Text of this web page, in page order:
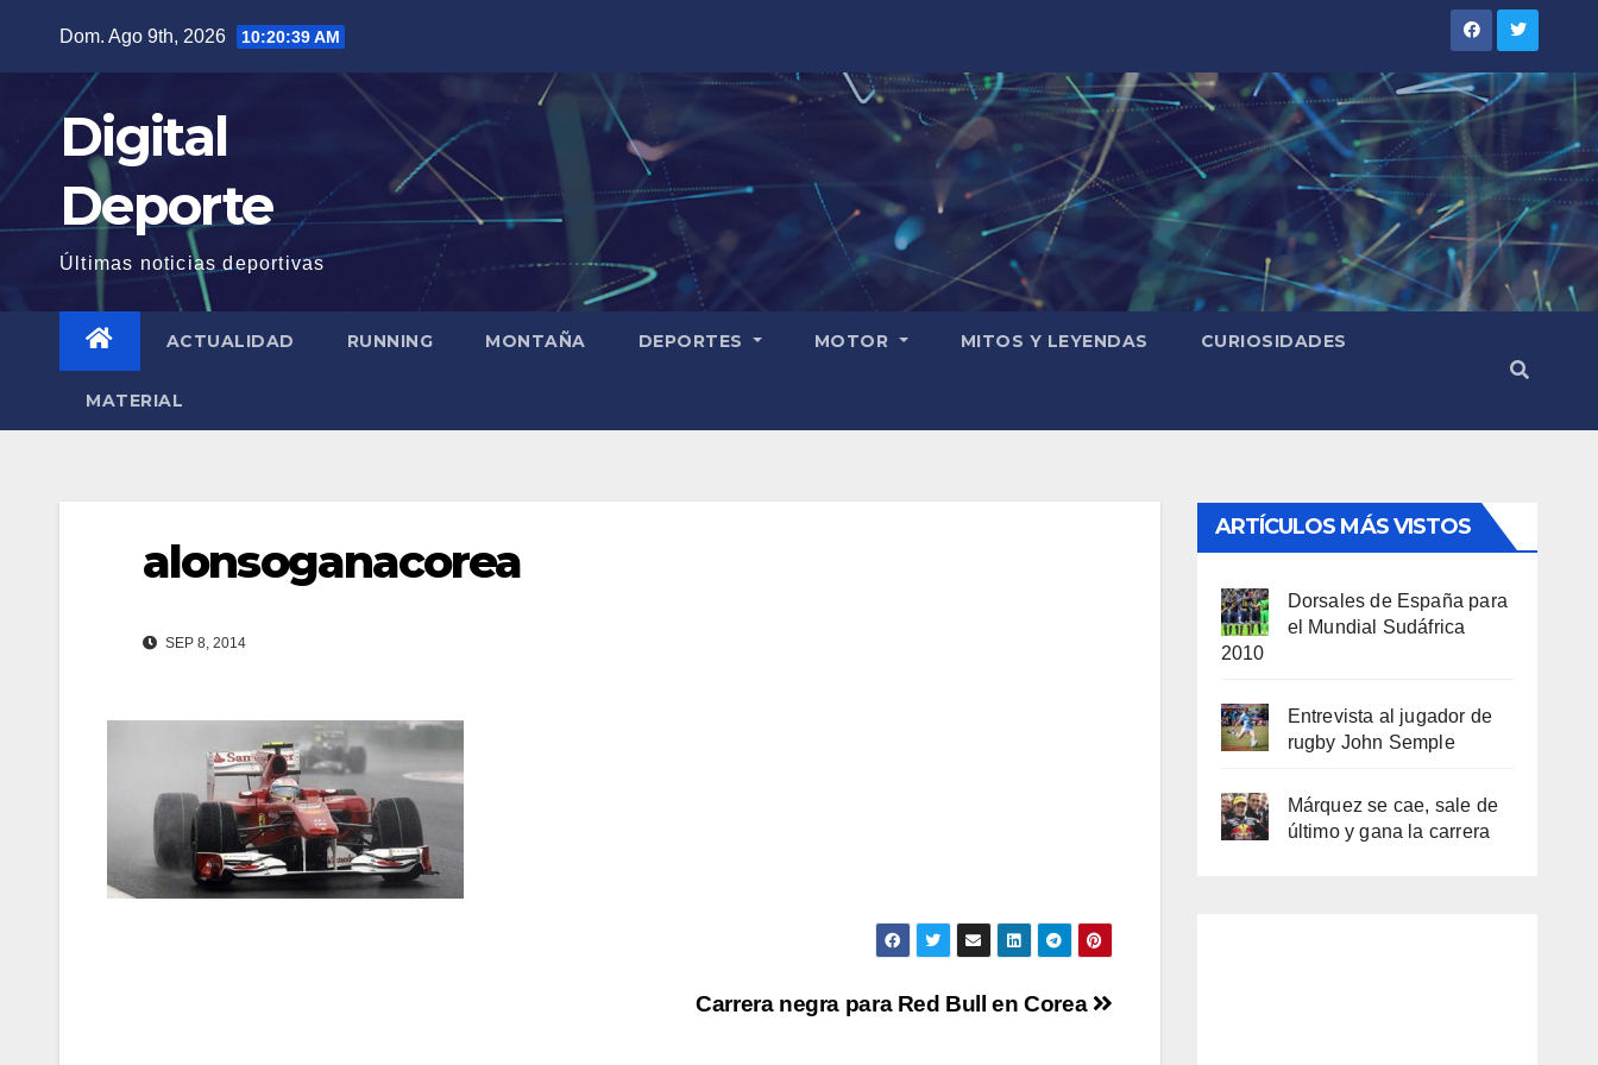
contenido
Dom. Ago 9th, 2026 10:20:40 AM
Digital
Deporte
Últimas noticias deportivas
ACTUALIDAD RUNNING MONTAÑA DEPORTES MOTOR MITOS Y LEYENDAS CURIOSIDADES
MATERIAL
alonsoganacorea
SEP 8, 2014
Carrera negra para Red Bull en Corea
ARTÍCULOS MÁS VISTOS
Dorsales de España para
el Mundial Sudáfrica
2010
Entrevista al jugador de
rugby John Semple
Márquez se cae, sale de
último y gana la carrera